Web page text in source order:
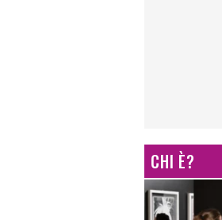
CHI È?